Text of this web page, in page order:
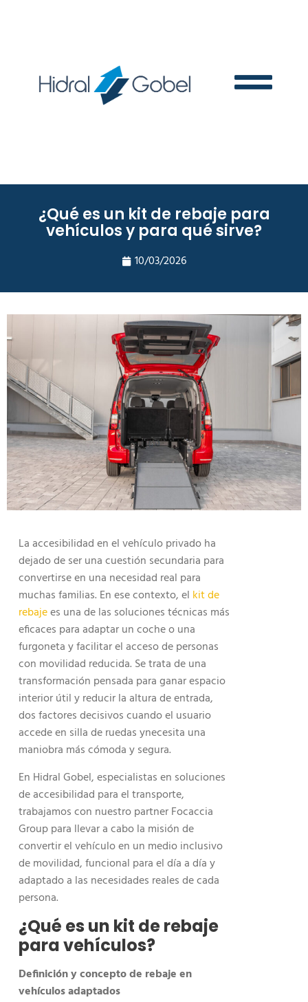
¿Qué es un kit de rebaje para
vehículos y para qué sirve?
10/03/2026
La accesibilidad en el vehículo privado ha
dejado de ser una cuestión secundaria para
convertirse en una necesidad real para
muchas familias. En ese contexto, el kit de
rebajees una de las soluciones técnicas más
eficaces para adaptar un coche o una
furgoneta y facilitar el acceso de personas
con movilidad reducida. Se trata de una
transformación pensada para ganar espacio
interior útil y reducir la altura de entrada,
dos factores decisivos cuando el usuario
accede en silla de ruedas ynecesita una
maniobra más cómoda y segura.
En Hidral Gobel, especialistas en soluciones
de accesibilidad para el transporte,
trabajamos con nuestro partner Focaccia
Group para llevar a cabo la misión de
convertir el vehículo en un medio inclusivo
de movilidad, funcional para el día a día y
adaptado a las necesidades reales de cada
persona.
¿Qué es un kit de rebaje
para vehículos?
Definición y concepto de rebaje en
vehículos adaptados